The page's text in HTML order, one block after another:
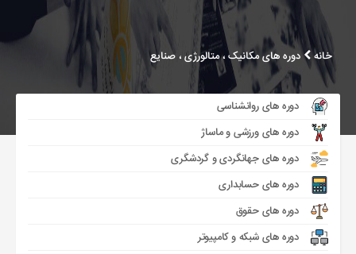
خانه دوره های مکانیک ، متالورژی ، صنایع
دوره های روانشناسی
دوره های ورزشی و ماساژ
دوره های جهانگردی و گردشگری
دوره های حسابداری
دوره های حقوق
دوره های شبکه و کامپیوتر